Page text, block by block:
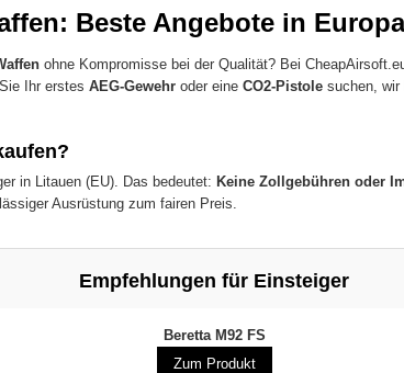
Beste Angebote in Europa
ohne Kompromisse bei der Qualität? Bei
Ihr erstes AEG-Gewehr oder eine CO2-Pistole suchen, wir
in Litauen (EU). Das bedeutet: Keine Zollgebühren oder
Ausrüstung zum fairen Preis.
Empfehlungen für Einsteiger
Beretta M92 FS
Zum Produkt